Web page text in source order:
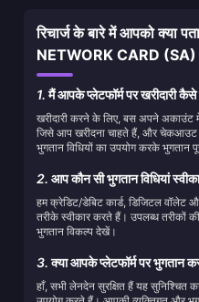
रिचार्ज के बारे में आपको क्या
NETWORK CARD (SA)
1.मैं आपके प्लेटफॉर्म पर खरीदारी
खरीदारी करने के लिए, बस अपने अकाउंट
जिसे आप खरीदना चाहते हैं, और चेकआउट
भुगतान विधियों का उपयोग करके भुगतान
2. आप कौन सी भुगतान विधियां
हम क्रेडिट/डेबिट कार्ड, डिजिटल
तरीके स्वीकार करते हैं। उपलब्ध तरीकों
भुगतान विकल्प देखें।
3.क्या आपके प्लेटफॉर्म पर भुगतान
हाँ, सभी लेनदेन सुरक्षित हैं यह सुनिश्चित